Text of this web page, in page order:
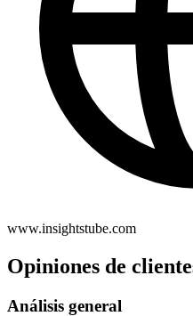
www.insightstube.com
Opiniones de
Análisis general